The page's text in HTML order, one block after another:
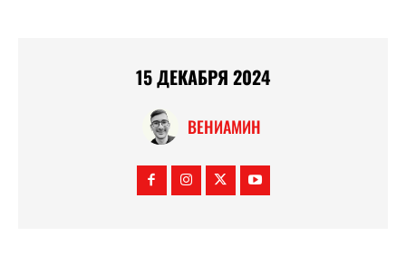
15 ДЕКАБРЯ 2024
ВЕНИАМИН